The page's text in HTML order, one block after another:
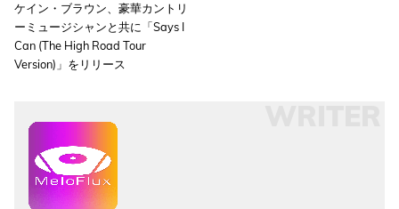
ケイン・ブラウン、豪華カントリ
ーミュージシャンと共に「Says I
Can (The High Road Tour
Version)」をリリース